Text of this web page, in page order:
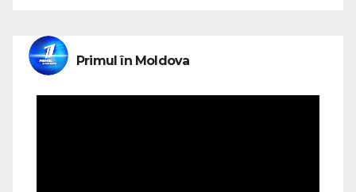
Primul în Moldova